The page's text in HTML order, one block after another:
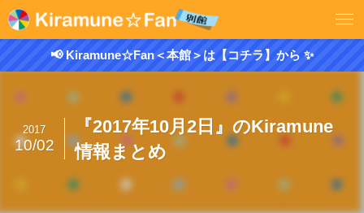
📢 Kiramune☆Fan＜本館＞は【コチラ】から ✨
『2017年10月2日』のKiramune
情報まとめ
2017
10/02